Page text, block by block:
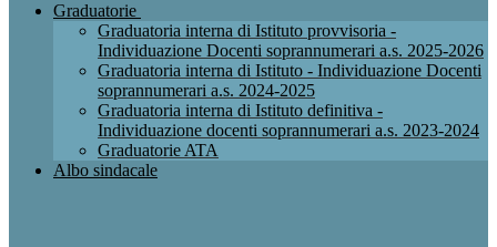
Graduatorie
Graduatoria interna di Istituto provvisoria -
Individuazione Docenti soprannumerari a.s. 2025-2026
Graduatoria interna di Istituto - Individuazione Docenti
soprannumerari a.s. 2024-2025
Graduatoria interna di Istituto definitiva -
Individuazione docenti soprannumerari a.s. 2023-2024
Graduatorie ATA
Albo sindacale